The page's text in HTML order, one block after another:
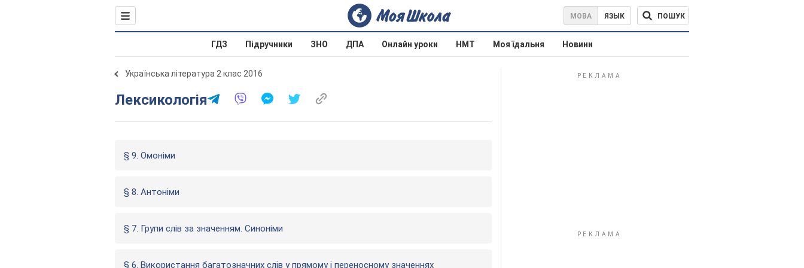
МОВА ЯЗЫК ПОШУК
ГДЗ Підручники ЗНО ДПА Онлайн уроки НМТ Моя їдальня Новини
Українська література 2 клас 2016
Лексикологія
§ 9. Омоніми
§ 8. Антоніми
§ 7. Групи слів за значенням. Синоніми
§ 6. Використання багатозначних слів у прямому і переносному значеннях